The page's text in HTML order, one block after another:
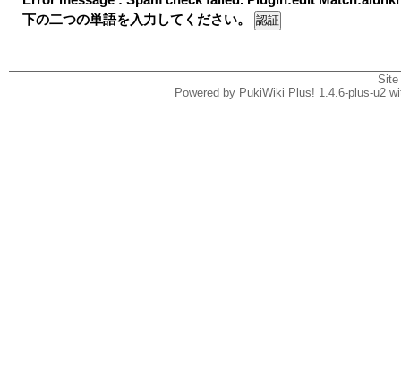
下の二つの単語を入力してください。
Powered by PukiWiki Plus! 1.4.6-plus-u2